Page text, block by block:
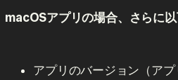
macOSアプリの場合、さらに
アプリのバージョン（ア